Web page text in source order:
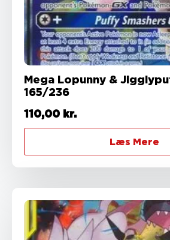
Mega Lopunny &
165/236
110,00 kr.
Læs Mere